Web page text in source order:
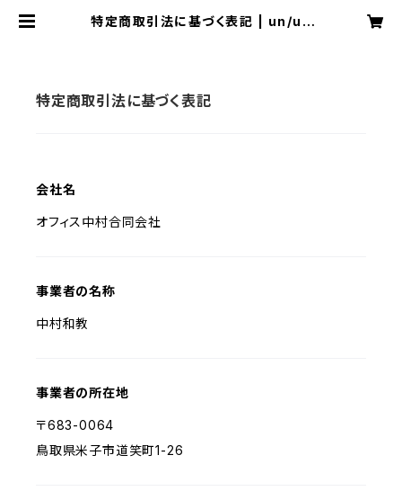
特定商取引法に基づく表記 | un/un
特定商取引法に基づく表記
会社名
オフィス中村合同会社
事業者の名称
中村和教
事業者の所在地
〒683-0064
鳥取県米子市道笑町1-26